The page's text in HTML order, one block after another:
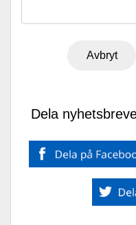
Avbryt
Dela